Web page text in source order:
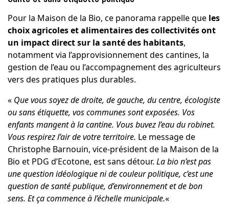
Pour la Maison de la Bio, ce panorama rappelle que les
choix agricoles et alimentaires des collectivités ont
un impact direct sur la santé des habitants,
notamment via l’approvisionnement des cantines, la
gestion de l’eau ou l’accompagnement des agriculteurs
vers des pratiques plus durables.
« Que vous soyez de droite, de gauche, du centre, écologiste
ou sans étiquette, vos communes sont exposées. Vos
enfants mangent à la cantine. Vous buvez l’eau du robinet.
Vous respirez l’air de votre territoire. Le message de
Christophe Barnouin, vice-président de la Maison de la
Bio et PDG d’Ecotone, est sans détour. La bio n’est pas
une question idéologique ni de couleur politique, c’est une
question de santé publique, d’environnement et de bon
sens. Et ça commence à l’échelle municipale.«